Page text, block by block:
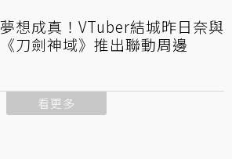
夢想成真！VTuber結城昨日奈與
《刀劍神域》推出聯動周邊
看更多